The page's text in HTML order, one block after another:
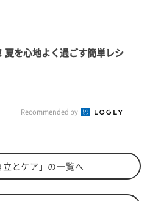
夏を心地よく過ごす簡単レシ
Recommended by
とケア」の一覧へ